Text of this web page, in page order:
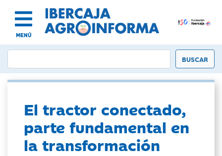
MENÚ
El tractor conectado,
parte fundamental en
la transformación